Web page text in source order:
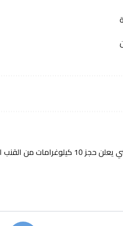
من القنب الهندي وإيقاف شخصين